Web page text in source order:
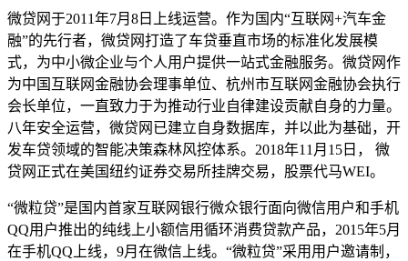
微贷网于2011年7月8日上线运营。作为国内“互联网+汽车金
融”的先行者，微贷网打造了车贷垂直市场的标准化发展模
式，为中小微企业与个人用户提供一站式金融服务。微贷网作
为中国互联网金融协会理事单位、杭州市互联网金融协会执行
会长单位，一直致力于为推动行业自律建设贡献自身的力量。
八年安全运营，微贷网已建立自身数据库，并以此为基础，开
发车贷领域的智能决策森林风控体系。2018年11月15日， 微
贷网正式在美国纽约证券交易所挂牌交易，股票代马WEI。
“微粒贷”是国内首家互联网银行微众银行面向微信用户和手机
QQ用户推出的纯线上小额信用循环消费贷款产品，2015年5月
在手机QQ上线，9月在微信上线。“微粒贷”采用用户邀请制，